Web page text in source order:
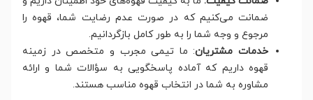
ضمانت می‌کنیم که در صورت عدم رضایت شما، قهوه را
مرجوع و وجه شما را به طور کامل بازگردانیم.
خدمات مشتریان: ما تیمی مجرب و متخصص در زمینه
قهوه داریم که آماده پاسخگویی به سؤالات شما و ارائه
مشاوره به شما در انتخاب قهوه مناسب هستند.